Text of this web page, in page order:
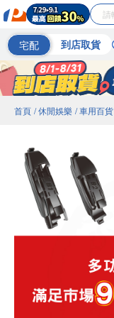
宅配 到店取貨
首頁 / 休閒娛樂 / 車用百貨